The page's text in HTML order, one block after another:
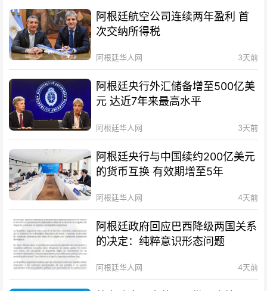
阿根廷航空公司连续两年盈利 首
次交纳所得税
阿根廷华人网 3天前
阿根廷央行外汇储备增至500亿美
元 达近7年来最高水平
阿根廷华人网 3天前
阿根廷央行与中国续约200亿美元
的货币互换 有效期增至5年
阿根廷华人网 4天前
阿根廷政府回应巴西降级两国关系
的决定：纯粹意识形态问题
阿根廷华人网 4天前